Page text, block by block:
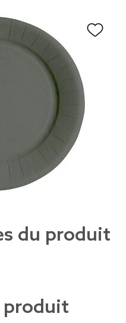
du produit
produit